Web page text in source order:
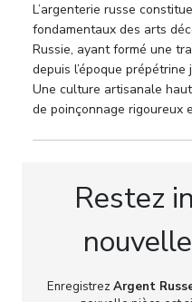
distinguent par une
exceptionnelle, une
et une parfaite
époque. Le présent
témoignage
décoratifs du XIXᵉ
Poinçon du
Sohka. Poinçon de
DT »daté1837.
L’argenterie russe
fondamentaux des arts
Russie, ayant formé une
depuis l’époque prépétrine
Une culture artisanale
de poinçonnage rigoureux
Restez
EnregistrezArgent